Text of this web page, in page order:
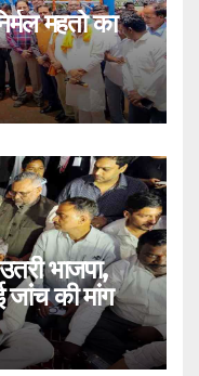
महतो का
भाजपा,
जांच की मांग